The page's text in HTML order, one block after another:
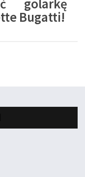
Bugatti!